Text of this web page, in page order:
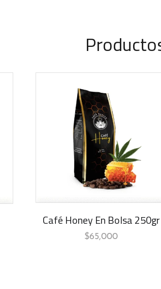
Café Honey En Bolsa 250gr
$65,000